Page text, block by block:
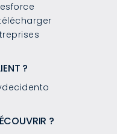
?
?